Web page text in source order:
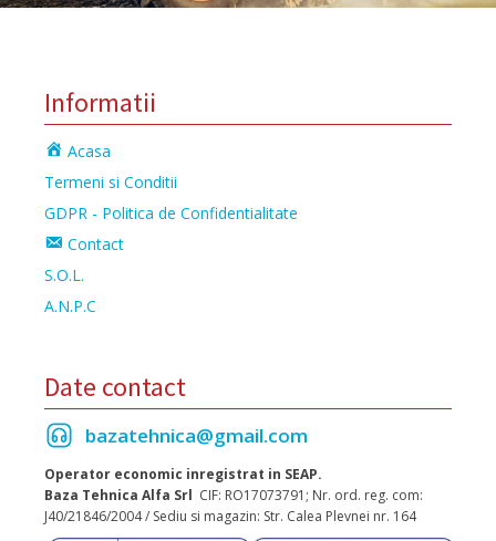
Informatii
Acasa
Termeni si Conditii
GDPR - Politica de Confidentialitate
Contact
S.O.L.
A.N.P.C
Date contact
bazatehnica@gmail.com
Operator economic inregistrat in SEAP.
Baza Tehnica Alfa Srl CIF: RO17073791; Nr. ord. reg. com:
J40/21846/2004 / Sediu si magazin: Str. Calea Plevnei nr. 164